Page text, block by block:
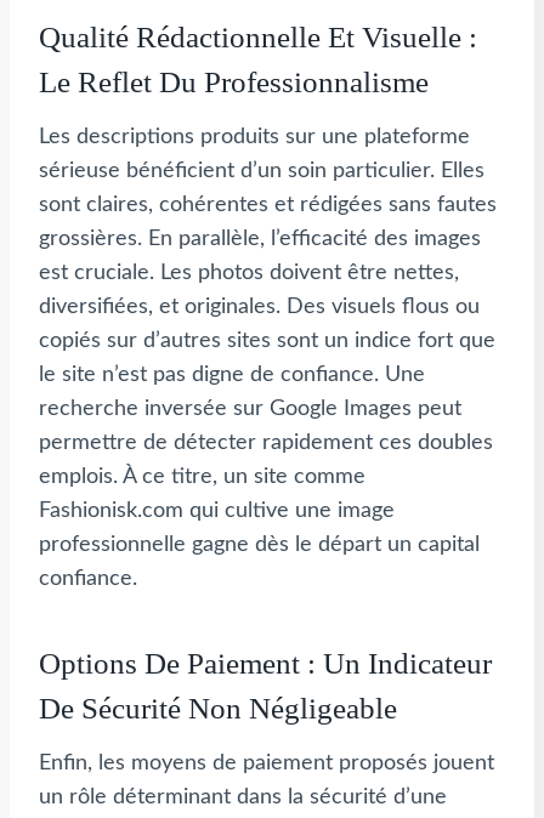
Qualité Rédactionnelle Et Visuelle :
Le Reflet Du Professionnalisme
Les descriptions produits sur une plateforme
sérieuse bénéficient d’un soin particulier. Elles
sont claires, cohérentes et rédigées sans fautes
grossières. En parallèle, l’efficacité des images
est cruciale. Les photos doivent être nettes,
diversifiées, et originales. Des visuels flous ou
copiés sur d’autres sites sont un indice fort que
le site n’est pas digne de confiance. Une
recherche inversée sur Google Images peut
permettre de détecter rapidement ces doubles
emplois. À ce titre, un site comme
Fashionisk.com qui cultive une image
professionnelle gagne dès le départ un capital
confiance.
Options De Paiement : Un Indicateur
De Sécurité Non Négligeable
Enfin, les moyens de paiement proposés jouent
un rôle déterminant dans la sécurité d’une